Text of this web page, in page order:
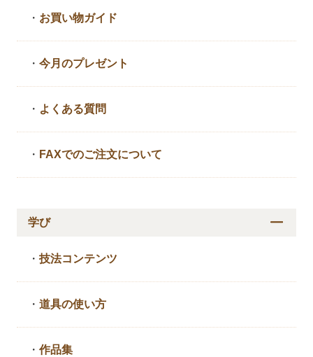
・ お買い物ガイド
・今月のプレゼント
・ よくある質問
・ FAXでのご注文について
学び
・技法コンテンツ
・道具の使い方
・作品集